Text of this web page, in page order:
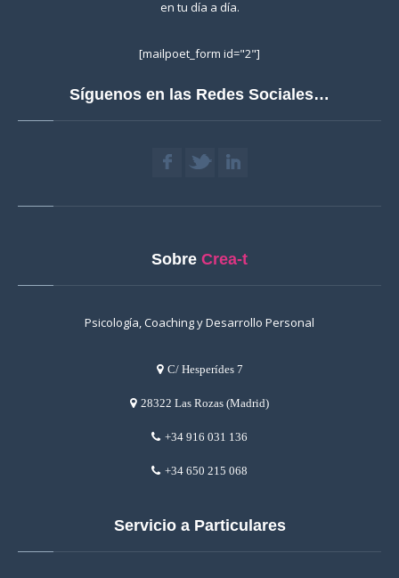
en tu día a día.
[mailpoet_form id="2"]
Síguenos en las Redes Sociales…
Sobre Crea-t
Psicología, Coaching y Desarrollo Personal
C/ Hesperídes 7
28322 Las Rozas (Madrid)
+34 916 031 136
+34 650 215 068
Servicio a Particulares